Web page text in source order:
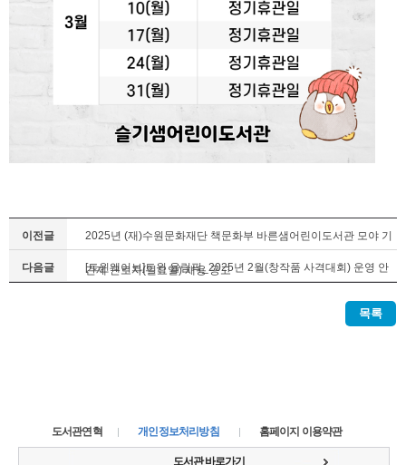
이전글 2025년 (재)수원문화재단 책문화부 바른샘어린이도서관 모야 기
간제 근로자(일요일) 채용 공고
다음글 [트윈웨이브]트윈 올림픽_2025년 2월(창작품 사격대회) 운영 안
목록
도서관연혁 개인정보처리방침 홈페이지 이용약관
도서관 바로가기